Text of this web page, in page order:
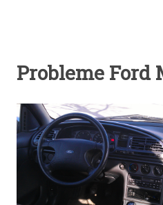
Probleme Ford